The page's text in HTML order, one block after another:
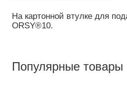
На картонной втулке для
ORSY®10.
Популярные товары